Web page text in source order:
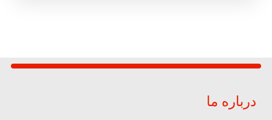
درباره ما